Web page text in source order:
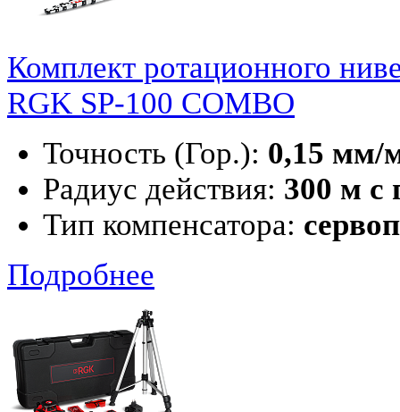
Комплект ротационного
RGK SP-100 COMBO
Точность (Гор.): 0,15 мм/
Радиус действия: 300 м с
Тип компенсатора:
Подробнее